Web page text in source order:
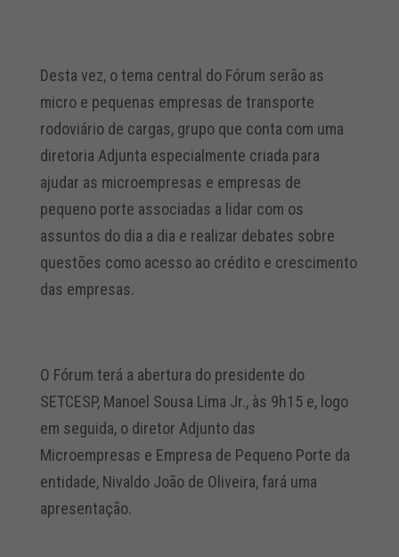
Desta vez, o tema central do Fórum serão as
micro e pequenas empresas de transporte
rodoviário de cargas, grupo que conta com uma
diretoria Adjunta especialmente criada para
ajudar as microempresas e empresas de
pequeno porte associadas a lidar com os
assuntos do dia a dia e realizar debates sobre
questões como acesso ao crédito e crescimento
das empresas.
O Fórum terá a abertura do presidente do
SETCESP, Manoel Sousa Lima Jr., às 9h15 e, logo
em seguida, o diretor Adjunto das
Microempresas e Empresa de Pequeno Porte da
entidade, Nivaldo João de Oliveira, fará uma
apresentação.